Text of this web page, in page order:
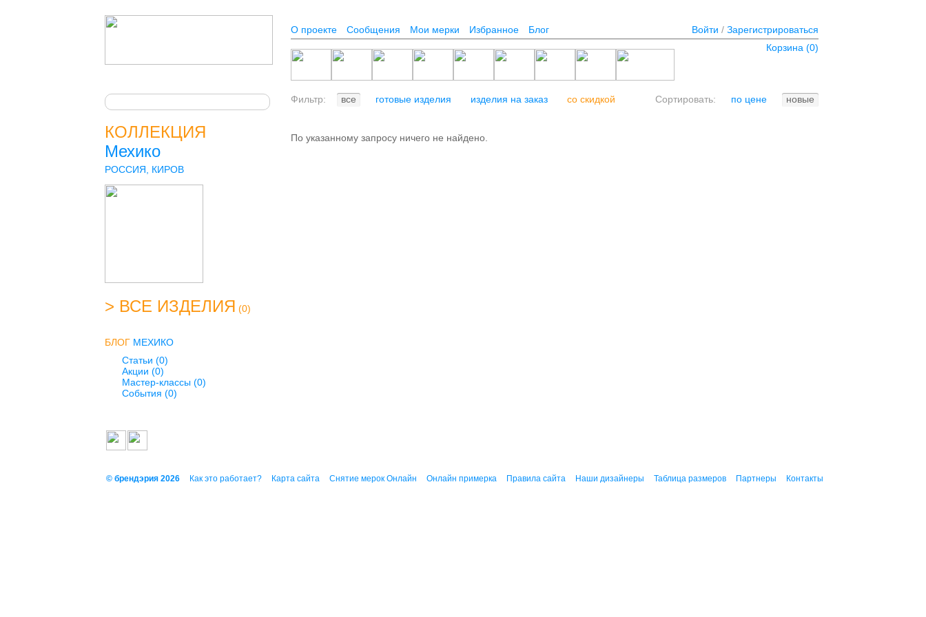
О проекте Сообщения Мои мерки Избранное Блог Войти / Зарегистрироваться
Корзина (0)
КОЛЛЕКЦИЯ
Мехико
РОССИЯ, КИРОВ
> ВСЕ ИЗДЕЛИЯ (0)
БЛОГ МЕХИКО
Статьи (0)
Акции (0)
Мастер-классы (0)
События (0)
Фильтр: все готовые изделия изделия на заказ со скидкой Сортировать: по цене новые
По указанному запросу ничего не найдено.
© брендэрия 2026 Как это работает? Карта сайта Снятие мерок Онлайн Онлайн примерка Правила сайта Наши дизайнеры Таблица размеров Партнеры Контакты